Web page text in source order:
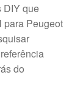
DIY que
para Peugeot
do